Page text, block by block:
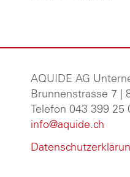
AQUIDE AG
Brunnenstrasse 7 |
Telefon 043 399 25
info@aquide.ch